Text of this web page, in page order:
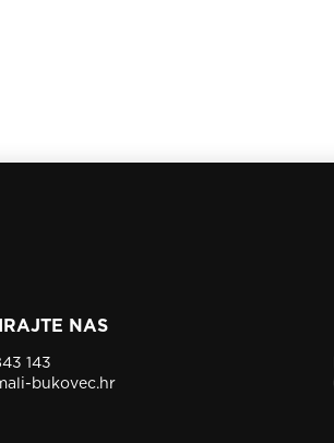
NAS
143
bukovec.hr